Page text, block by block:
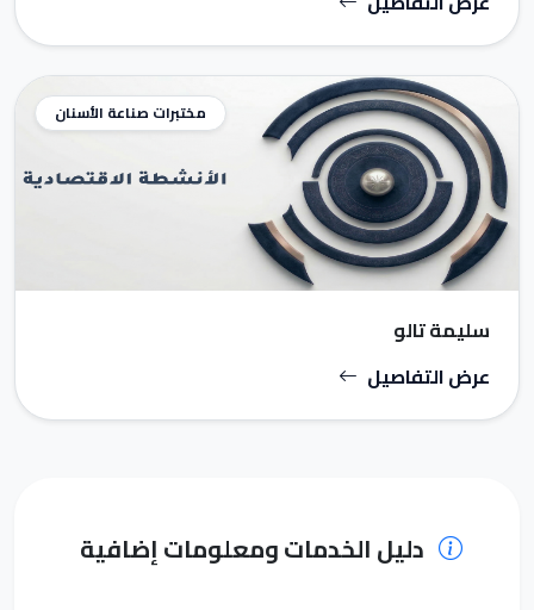
مختبرات صناعة الأسنان
سليمة تالو
عرض التفاصيل
دليل الخدمات ومعلومات إضافية